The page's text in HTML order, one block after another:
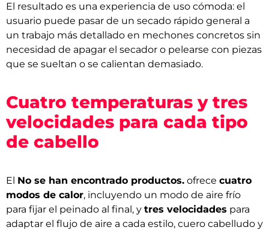
El resultado es una experiencia de uso cómoda: el
usuario puede pasar de un secado rápido general a
un trabajo más detallado en mechones concretos sin
necesidad de apagar el secador o pelearse con piezas
que se sueltan o se calientan demasiado.
Cuatro temperaturas y tres
velocidades para cada tipo
de cabello
El No se han encontrado productos. ofrece cuatro
modos de calor, incluyendo un modo de aire frío
para fijar el peinado al final, y tres velocidades para
adaptar el flujo de aire a cada estilo, cuero cabelludo y